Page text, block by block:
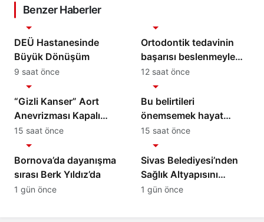
Benzer Haberler
DEÜ Hastanesinde
Büyük Dönüşüm
9 saat önce
Ortodontik tedavinin
başarısı beslenmeyle
başlar!
12 saat önce
“Gizli Kanser” Aort
Anevrizması Kapalı
Yöntemle Tedavi Edildi
15 saat önce
Bu belirtileri
önemsemek hayat
kurtarıyor
15 saat önce
Bornova’da dayanışma
sırası Berk Yıldız’da
1 gün önce
Sivas Belediyesi’nden
Sağlık Altyapısını
Güçlendirecek Yatırım
1 gün önce